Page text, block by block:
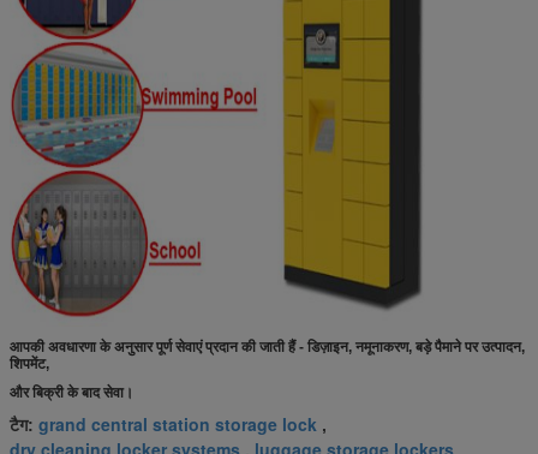
आपकी अवधारणा के अनुसार पूर्ण सेवाएं प्रदान की जाती हैं - डिज़ाइन, नमूनाकरण, बड़े पैमाने पर उत्पादन,
शिपमेंट,
और बिक्री के बाद सेवा।
टैग: grand central station storage lock ,
dry cleaning locker systems luggage storage lockers